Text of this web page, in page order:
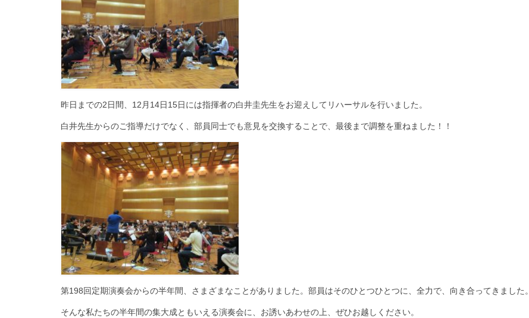
昨日までの2日間、12月14日15日には指揮者の白井圭先生をお迎えしてリハーサルを行いました。
白井先生からのご指導だけでなく、部員同士でも意見を交換することで、最後まで調整を重ねました！！
第198回定期演奏会からの半年間、さまざまなことがありました。部員はそのひとつひとつに、全力で、向き合ってきました。
そんな私たちの半年間の集大成ともいえる演奏会に、お誘いあわせの上、ぜひお越しください。